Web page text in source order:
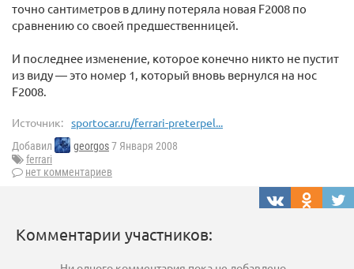
точно сантиметров в длину потеряла новая F2008 по
сравнению со своей предшественницей.
И последнее изменение, которое конечно никто не пустит
из виду — это номер 1, который вновь вернулся на нос
F2008.
Источник: sportocar.ru/ferrari-preterpel...
Добавил georgos7 Января 2008
ferrari
нет комментариев
Комментарии участников: